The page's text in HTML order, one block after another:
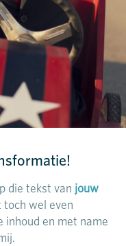
die tekst van jouw
wel even
inhoud en met name